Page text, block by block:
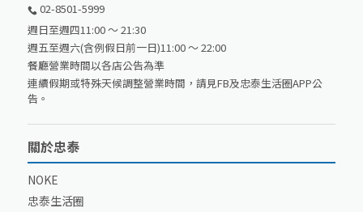
02-8501-5999
週日至週四11:00 ～ 21:30
週五至週六(含例假日前一日)11:00 ～ 22:00
餐廳營業時間以各店公告為準
連續假期或特殊天候調整營業時間，請見FB及忠泰生活圈APP公
告。
關於忠泰
NOKE
忠泰生活圈